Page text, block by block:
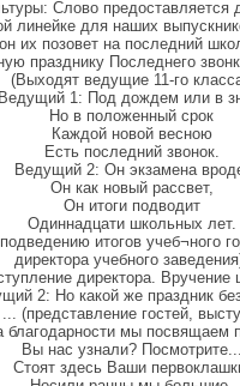
Слово
линейке для наших
их позовет на последний
празднику Последнего
(Выходят ведущие 11-го
Ведущий 1: Под дождем или в
Но в положенный срок
Каждой новой весною
Есть последний звонок.
Ведущий 2: Он экзамена
Он как новый рассвет,
Он итоги подводит
Одиннадцати школьных лет.
итогов учеб¬ного
директора учебного
директора. Вручение
2: Но какой же праздник
(представление гостей,
мы посвящаем
Вы нас узнали? Посмотрите...
Стоят здесь Ваши